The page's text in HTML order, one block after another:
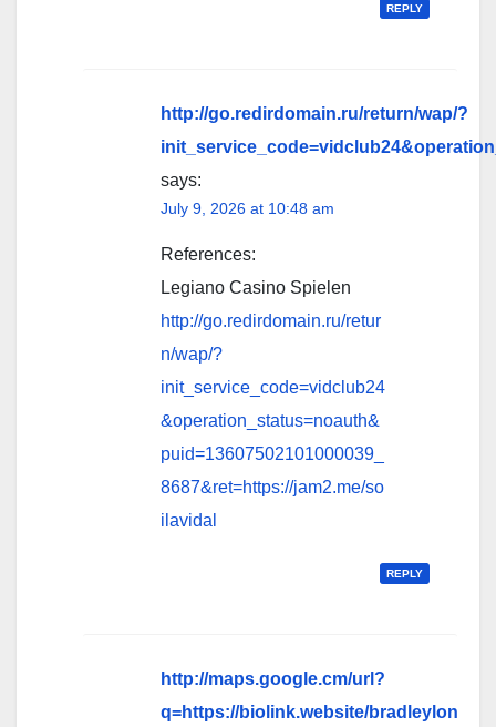
REPLY
http://go.redirdomain.ru/return/wap/?
says:
July 9, 2026 at 10:48 am
References:
Legiano Casino Spielen
http://go.redirdomain.ru/retur
n/wap/?
init_service_code=vidclub24
&operation_status=noauth&
puid=13607502101000039_
8687&ret=https://jam2.me/so
ilavidal
REPLY
http://maps.google.cm/url?
q=https://biolink.website/bradleylon